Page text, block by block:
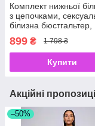
Комплект нижньої
з цепочками,
білизна бюстгальтер,
трусики, пояс з
S червоний
899 ₴ 1 798 ₴
Купити
Акційні
–50%